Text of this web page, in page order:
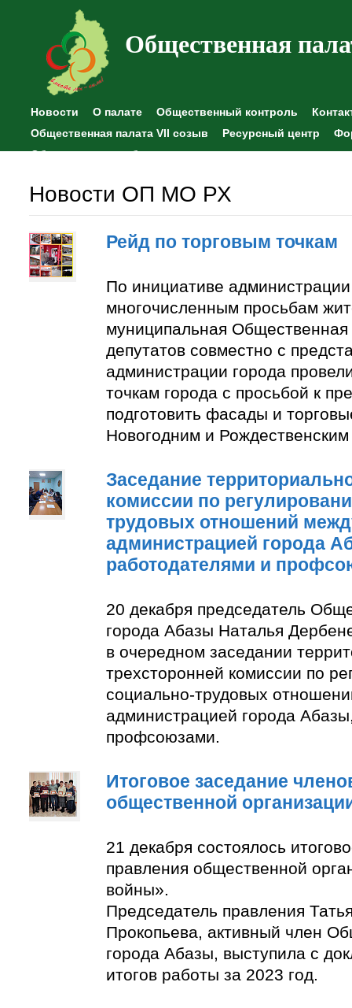
Общественная
Новости О палате Общественный контроль
Общественная палата VII созыв
Ресурсный центр
Общественные наблюдения
Новости ОП МО РХ
Рейд по торговым точкам
По инициативе
многочисленным просьбам
муниципальная Общественная
депутатов совместно с
администрации города
точкам города с просьбой к
подготовить фасады и
Новогодним и
Заседание
комиссии по
трудовых отношений
администрацией города
работодателями и
20 декабря председатель
города Абазы Наталья
в очередном заседании
трехсторонней комиссии по
социально-трудовых
администрацией города
профсоюзами.
Итоговое заседание
общественной
21 декабря состоялось
правления общественной
войны».
Председатель правления
Прокопьева, активный член
города Абазы, выступила с
итогов работы за 2023 год.